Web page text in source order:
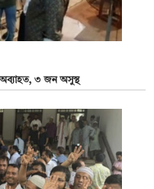
অব্যাহত, ৩ জন অসুস্থ